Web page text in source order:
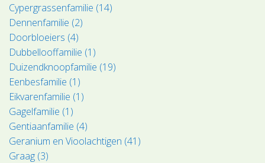
Cypergrassenfamilie (14)
Dennenfamilie (2)
Doorbloeiers (4)
Dubbellooffamilie (1)
Duizendknoopfamilie (19)
Eenbesfamilie (1)
Eikvarenfamilie (1)
Gagelfamilie (1)
Gentiaanfamilie (4)
Geranium en Vioolachtigen (41)
Graag (3)